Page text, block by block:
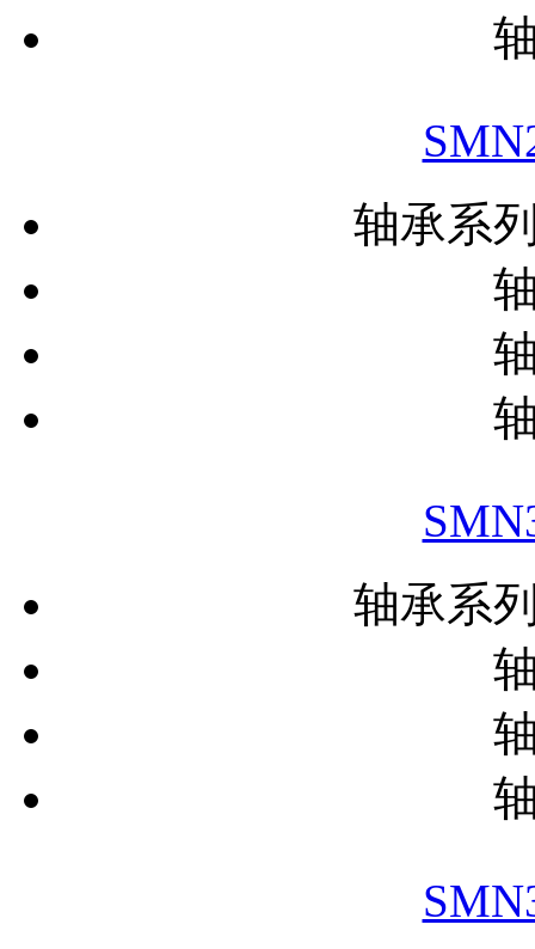
轴承系
轴承系